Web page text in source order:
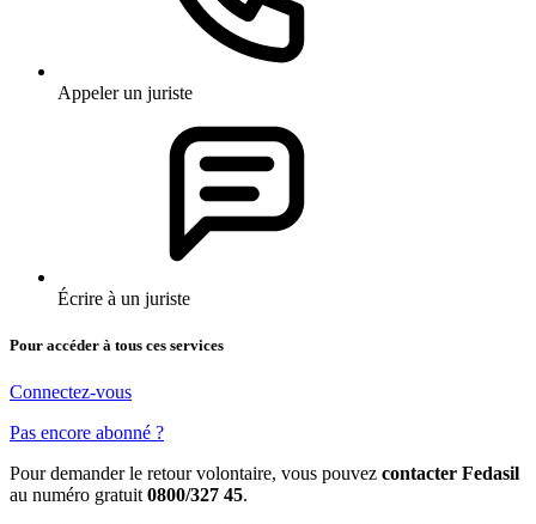
Appeler un juriste
Écrire à un juriste
Pour accéder à tous ces services
Connectez-vous
Pas encore abonné ?
Pour demander le retour volontaire, vous pouvez contacter Fedasil
au numéro gratuit0800/327 45.